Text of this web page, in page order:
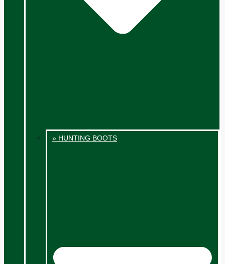
» HUNTING BOOTS